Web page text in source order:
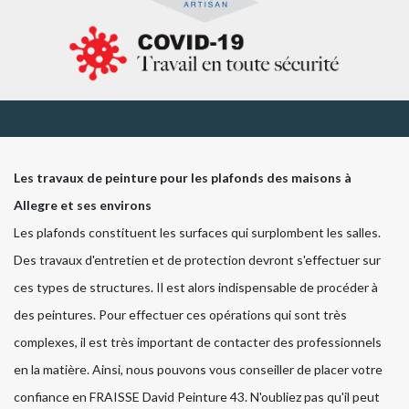
Les travaux de peinture pour les plafonds des maisons à
Allegre et ses environs
Les plafonds constituent les surfaces qui surplombent les salles.
Des travaux d'entretien et de protection devront s'effectuer sur
ces types de structures. Il est alors indispensable de procéder à
des peintures. Pour effectuer ces opérations qui sont très
complexes, il est très important de contacter des professionnels
en la matière. Ainsi, nous pouvons vous conseiller de placer votre
confiance en FRAISSE David Peinture 43. N'oubliez pas qu'il peut